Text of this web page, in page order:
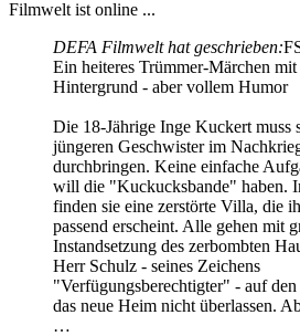
Filmwelt ist online ...
DEFA Filmwelt hat geschrieben:
Ein heiteres Trümmer-Märchen mit
Hintergrund - aber vollem Humor
Die 18-Jährige Inge Kuckert muss
jüngeren Geschwister im
durchbringen. Keine einfache
will die "Kuckucksbande" haben.
finden sie eine zerstörte Villa, die
passend erscheint. Alle gehen mit
Instandsetzung des zerbombten
Herr Schulz - seines Zeichens
"Verfügungsberechtigter" - auf
das neue Heim nicht überlassen.
…